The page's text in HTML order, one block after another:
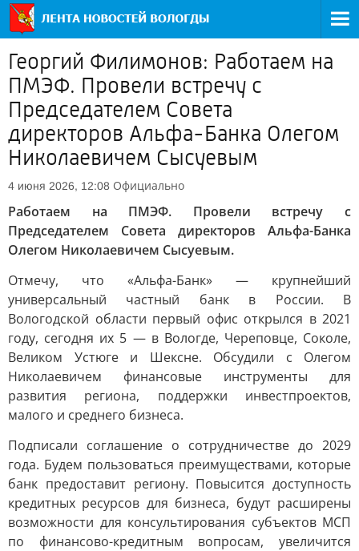
Георгий Филимонов: Работаем на
ПМЭФ. Провели встречу с
Председателем Совета
директоров Альфа-Банка Олегом
Николаевичем Сысуевым
4 июня 2026, 12:08 Официально
Работаем на ПМЭФ. Провели встречу с
Председателем Совета директоров Альфа-Банка
Олегом Николаевичем Сысуевым.
Отмечу, что «Альфа-Банк» — крупнейший
универсальный частный банк в России. В
Вологодской области первый офис открылся в 2021
году, сегодня их 5 — в Вологде, Череповце, Соколе,
Великом Устюге и Шексне. Обсудили с Олегом
Николаевичем финансовые инструменты для
развития региона, поддержки инвестпроектов,
малого и среднего бизнеса.
Подписали соглашение о сотрудничестве до 2029
года. Будем пользоваться преимуществами, которые
банк предоставит региону. Повысится доступность
кредитных ресурсов для бизнеса, будут расширены
возможности для консультирования субъектов МСП
по финансово-кредитным вопросам, увеличится